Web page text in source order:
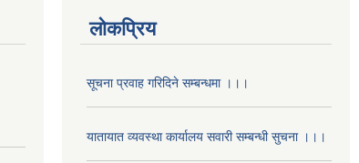
लोकप्रिय
सूचना प्रवाह गरिदिने सम्बन्धमा ।।।
यातायात व्यवस्था कार्यालय सवारी सम्बन्धी सुचना ।।।